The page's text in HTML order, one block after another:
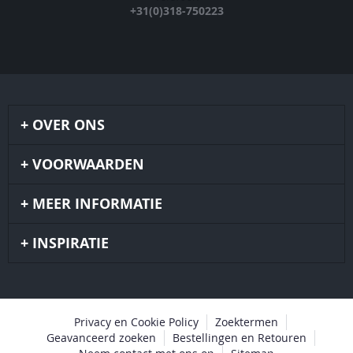
+31(0)318-750223
OVER ONS
VOORWAARDEN
MEER INFORMATIE
INSPIRATIE
Privacy en Cookie Policy
Zoektermen
Geavanceerd zoeken
Bestellingen en Retouren